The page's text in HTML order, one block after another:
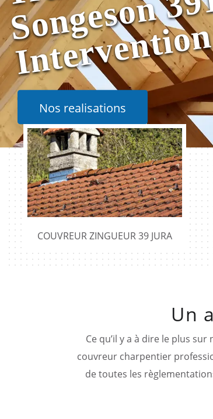
Nos realisations
COUVREUR ZINGUEUR 39 JURA
Un
Ce qu’il y a à dire le plus
couvreur charpentier
de toutes les